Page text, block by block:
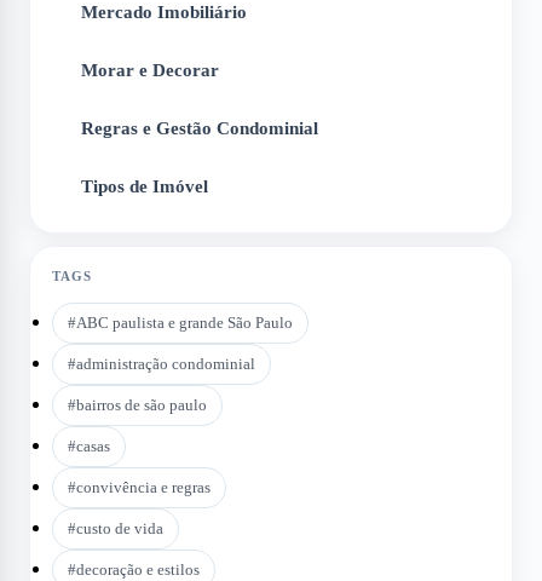
Mercado Imobiliário
Morar e Decorar
Regras e Gestão Condominial
Tipos de Imóvel
TAGS
#ABC paulista e grande São Paulo
#administração condominial
#bairros de são paulo
#casas
#convivência e regras
#custo de vida
#decoração e estilos